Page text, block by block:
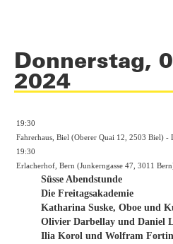
Donnerstag,
2024
19:30
Fahrerhaus, Biel (Oberer Quai 12, 2503 Biel) -
19:30
Erlacherhof, Bern (Junkerngasse 47, 3011
Süsse Abendstunde
Die Freitagsakademie
Katharina Suske, Oboe und
Olivier Darbellay und Daniel
Ilia Korol und Wolfram